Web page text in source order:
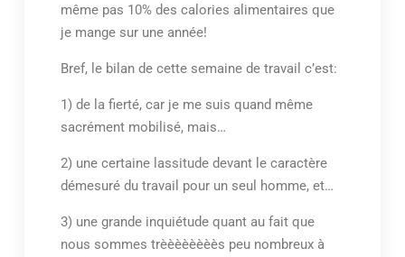
même pas 10% des calories alimentaires que
je mange sur une année!
Bref, le bilan de cette semaine de travail c’est:
1) de la fierté, car je me suis quand même
sacrément mobilisé, mais…
2) une certaine lassitude devant le caractère
démesuré du travail pour un seul homme, et…
3) une grande inquiétude quant au fait que
nous sommes trèèèèèèèès peu nombreux à